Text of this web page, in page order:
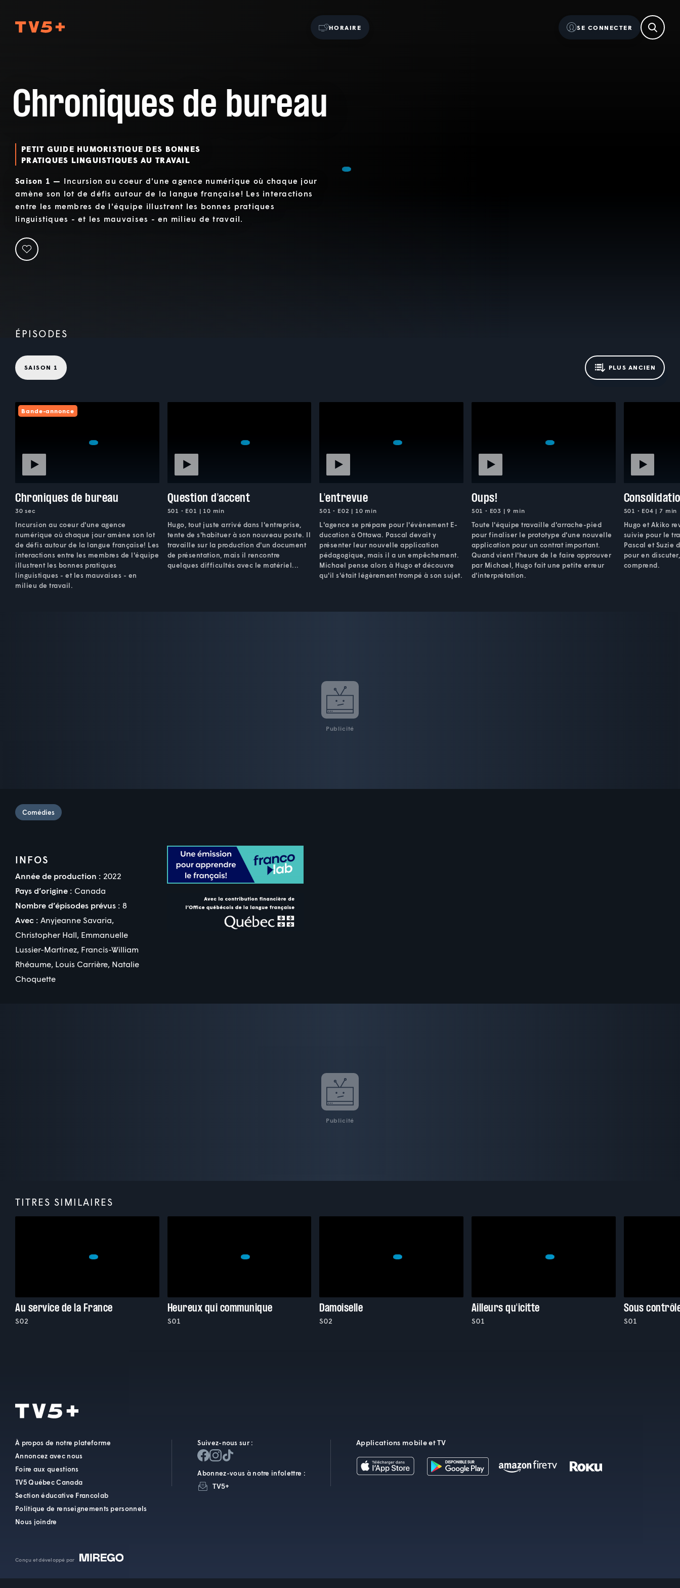
HORAIRE SE CONNECTER
Chroniques de bureau
PETIT GUIDE HUMORISTIQUE DES BONNES
PRATIQUES LINGUISTIQUES AU TRAVAIL
Saison 1 — Incursion au coeur d'une agence numérique où chaque jour
amène son lot de défis autour de la langue française! Les interactions
entre les membres de l'équipe illustrent les bonnes pratiques
linguistiques - et les mauvaises - en milieu de travail.
ÉPISODES
SAISON 1 PLUS ANCIEN
Bande-annonce
Chroniques de bureau
30 sec
Incursion au coeur d'une agence
numérique où chaque jour amène son lot
de défis autour de la langue française! Les
interactions entre les membres de l'équipe
illustrent les bonnes pratiques
linguistiques - et les mauvaises - en
milieu de travail.
Question d'accent
S01 • E01 | 10 min
Hugo, tout juste arrivé dans l'entreprise,
tente de s'habituer à son nouveau poste. Il
travaille sur la production d'un document
de présentation, mais il rencontre
quelques difficultés avec le matériel...
L'entrevue
S01 • E02 | 10 min
L'agence se prépare pour l'évènement E-
ducation à Ottawa. Pascal devait y
présenter leur nouvelle application
pédagogique, mais il a un empêchement.
Michael pense alors à Hugo et découvre
qu'il s'était légèrement trompé à son sujet.
Oups!
S01 • E03 | 9 min
Toute l'équipe travaille d'arrache-pied
pour finaliser le prototype d'une nouvelle
application pour un contrat important.
Quand vient l'heure de le faire approuver
par Michael, Hugo fait une petite erreur
d'interprétation.
S01 • E04 | 7 min
Hugo et Akiko
suivie pour le
Pascal et Suzie
pour en
comprend.
Publicité
Comédies
INFOS
Année de production : 2022
Pays d’origine : Canada
Nombre d’épisodes prévus : 8
Avec : Anyjeanne Savaria
Christopher Hall Emmanuelle
Lussier-Martinez Francis-William
Rhéaume Louis Carrière Natalie
Choquette
Publicité
TITRES SIMILAIRES
Au service de la France
S02
Heureux qui communique
S01
Damoiselle
S02
Ailleurs qu'icitte
S01
Sous
S01
À propos de notre plateforme
Annoncez avec nous
Foire aux questions
TV5 Québec Canada
Section éducative Francolab
Politique de renseignements personnels
Nous joindre
Suivez-nous sur :
Abonnez-vous à notre infolettre :
TV5+
Applications mobile et TV
Conçu et développé par